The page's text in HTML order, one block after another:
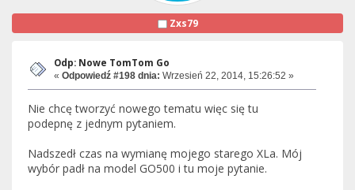
Zxs79
Odp: Nowe TomTom Go
« Odpowiedź #198 dnia: Wrzesień 22, 2014, 15:26:52 »
Nie chcę tworzyć nowego tematu więc się tu
podepnę z jednym pytaniem.
Nadszedł czas na wymianę mojego starego XLa. Mój
wybór padł na model GO500 i tu moje pytanie.